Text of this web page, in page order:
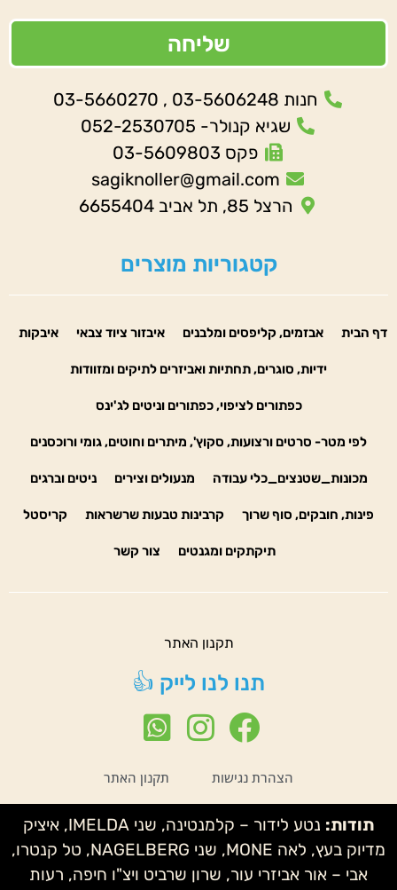
שליחה
חנות 03-5606248 , 03-5660270
שגיא קנולר- 052-2530705
פקס 03-5609803
sagiknoller@gmail.com
הרצל 85, תל אביב 6655404
קטגוריות מוצרים
דף הבית אבזמים, קליפסים ומלבנים איבזור ציוד צבאי איבקות
ידיות, סוגרים, תחתיות ואביזרים לתיקים ומזוודות
כפתורים לציפוי, כפתורים וניטים לג'ינס
לפי מטר- סרטים ורצועות, סקוץ', מיתרים וחוטים, גומי ורוכסנים
מכונות_שטנצים_כלי עבודה מנעולים וצירים ניטים וברגים
פינות, חובקים, סוף שרוך קרבינות טבעות שרשראות קריסטל
תיקתקים ומגנטים צור קשר
תקנון האתר
תנו לנו לייק 👍
הצהרת נגישות תקנון האתר
תודות:
נטע לידור – קלמנטינה, שני IMELDA, איציק
מדיוק בעץ, לאה MONE, שני NAGELBERG, טל קנטרו,
אבי – אור אביזרי עור, שרון שרביט ויצ"ו חיפה, רעות